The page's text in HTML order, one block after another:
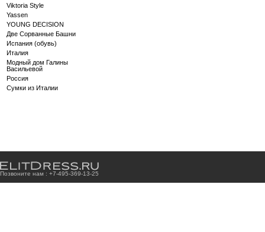
Viktoria Style
Yassen
YOUNG DECISION
Две Сорванные Башни
Испания (обувь)
Италия
Модный дом Галины
Васильевой
Россия
Сумки из Италии
Позвоните нам : +7-495-369-13-25